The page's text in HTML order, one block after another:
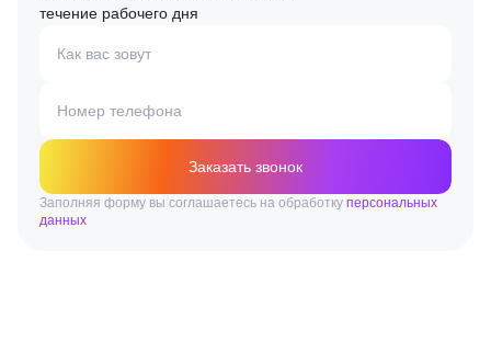
течение рабочего дня
Как вас зовут
Номер телефона
Заказать звонок
Заполняя форму вы соглашаетесь на обработку персональных
данных